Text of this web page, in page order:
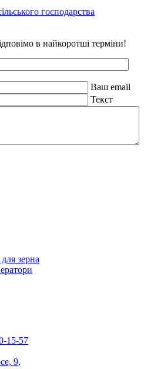
господарства
в найкоротші терміни!
Ваш email
Текст
зерна
15-57
9,